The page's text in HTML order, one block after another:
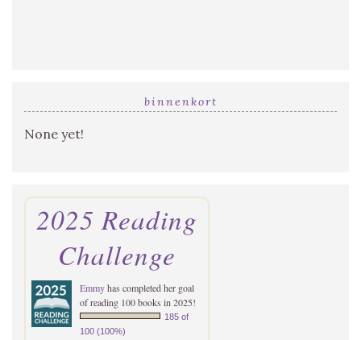
binnenkort
None yet!
2025 Reading
Challenge
Emmyhas completed her goal
of reading 100 books in 2025!
185 of
100 (100%)